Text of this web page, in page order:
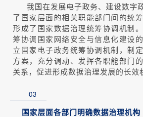
我国在发展电子政务、建设数字
了国家层面的相关职能部门间的统
形成了国家数据治理统筹协调机制
筹协调国家网络安全与信息化建设
立国家电子政务统筹协调机制，制
方案，充分调动、发挥各职能部门
关系，促进形成数据治理发展的长效
03
国家层面各部门明确数据治理机构